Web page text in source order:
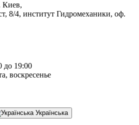
Киев,
8/4, институт Гидромеханики, оф.
до 19:00
воскресенье
Українська